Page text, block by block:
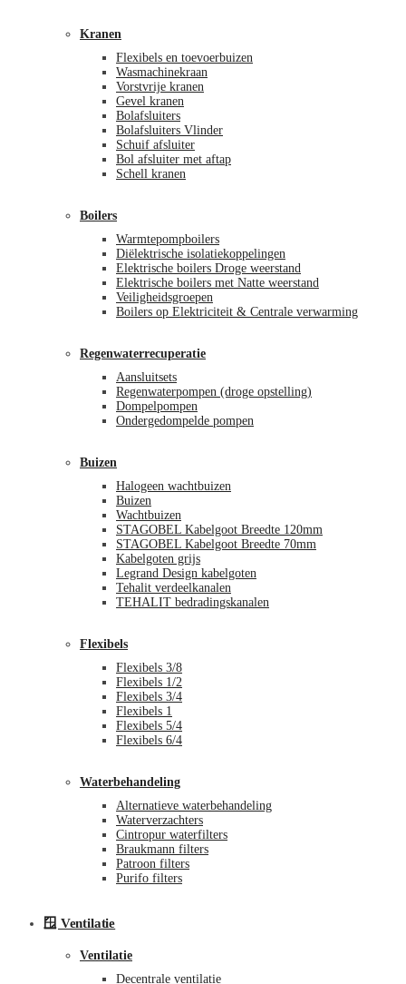
Kranen
Flexibels en toevoerbuizen
Wasmachinekraan
Vorstvrije kranen
Gevel kranen
Bolafsluiters
Bolafsluiters Vlinder
Schuif afsluiter
Bol afsluiter met aftap
Schell kranen
Boilers
Warmtepompboilers
Diëlektrische isolatiekoppelingen
Elektrische boilers Droge weerstand
Elektrische boilers met Natte weerstand
Veiligheidsgroepen
Boilers op Elektriciteit & Centrale verwarming
Regenwaterrecuperatie
Aansluitsets
Regenwaterpompen (droge opstelling)
Dompelpompen
Ondergedompelde pompen
Buizen
Halogeen wachtbuizen
Buizen
Wachtbuizen
STAGOBEL Kabelgoot Breedte 120mm
STAGOBEL Kabelgoot Breedte 70mm
Kabelgoten grijs
Legrand Design kabelgoten
Tehalit verdeelkanalen
TEHALIT bedradingskanalen
Flexibels
Flexibels 3/8
Flexibels 1/2
Flexibels 3/4
Flexibels 1
Flexibels 5/4
Flexibels 6/4
Waterbehandeling
Alternatieve waterbehandeling
Waterverzachters
Cintropur waterfilters
Braukmann filters
Patroon filters
Purifo filters
🪟 Ventilatie
Ventilatie
Decentrale ventilatie